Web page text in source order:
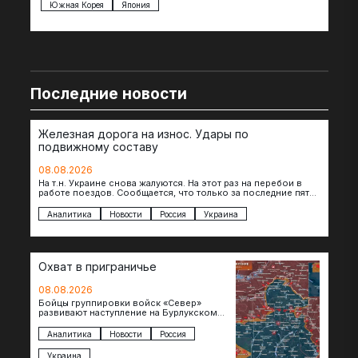
Южная Корея Япония
Последние новости
Железная дорога на износ. Удары по
подвижному составу
08.08.2026
На т.н. Украине снова жалуются. На этот раз на перебои в
работе поездов. Сообщается, что только за последние пять
Аналитика Новости Россия Украина
Охват в приграничье
08.08.2026
Бойцы группировки войск «Север»
развивают наступление на Бурлукском
теснят противника сразу на нескольких
участках, создавая угрозу охвата…
Аналитика Новости Россия
Украина